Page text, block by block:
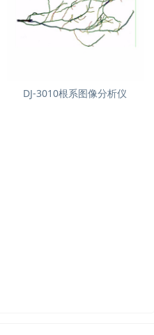
DJ-3010根系图像分析仪